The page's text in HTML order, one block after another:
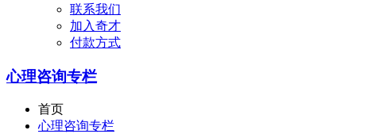
联系我们
加入奇才
付款方式
心理咨询专栏
首页
心理咨询专栏